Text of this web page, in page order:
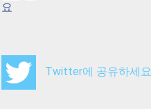
요
Twitter에 공유하세요